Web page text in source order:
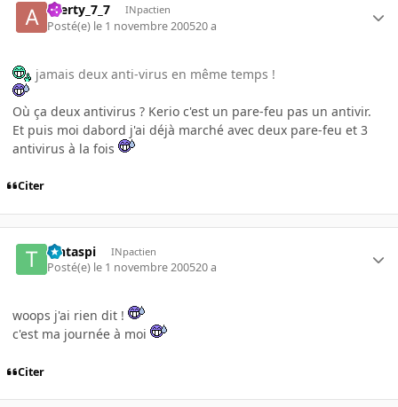
azerty_7_7 INpactien
Posté(e) le 1 novembre 200520 a
jamais deux anti-virus en même temps !
Où ça deux antivirus ? Kerio c'est un pare-feu pas un antivir.
Et puis moi dabord j'ai déjà marché avec deux pare-feu et 3
antivirus à la fois
Citer
Tintaspi INpactien
Posté(e) le 1 novembre 200520 a
woops j'ai rien dit !
c'est ma journée à moi
Citer